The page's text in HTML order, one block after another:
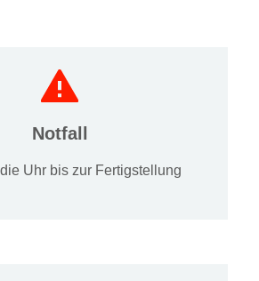
Notfall
Uhr bis zur Fertigstellung